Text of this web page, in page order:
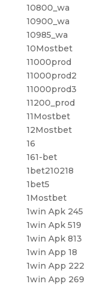
10800_wa
10900_wa
10985_wa
10Mostbet
11000prod
11000prod2
11000prod3
11200_prod
11Mostbet
12Mostbet
16
161-bet
1bet210218
1bet5
1Mostbet
1win Apk 245
1win Apk 519
1win Apk 813
1win App 18
1win App 222
1win App 269